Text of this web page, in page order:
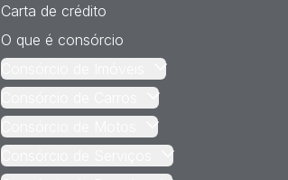
Carta de crédito
O que é consórcio